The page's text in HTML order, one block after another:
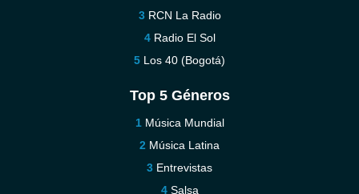
RCN La Radio
Radio El Sol
Los 40 (Bogotá)
Top 5 Géneros
Música Mundial
Música Latina
Entrevistas
Salsa